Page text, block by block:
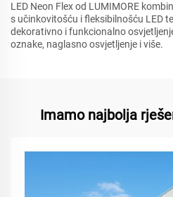
LED Neon Flex od LUMIMORE
s učinkovitošću i fleksibilnošću LED
dekorativno i funkcionalno
oznake, naglasno osvjetljenje i više.
Imamo najbolja